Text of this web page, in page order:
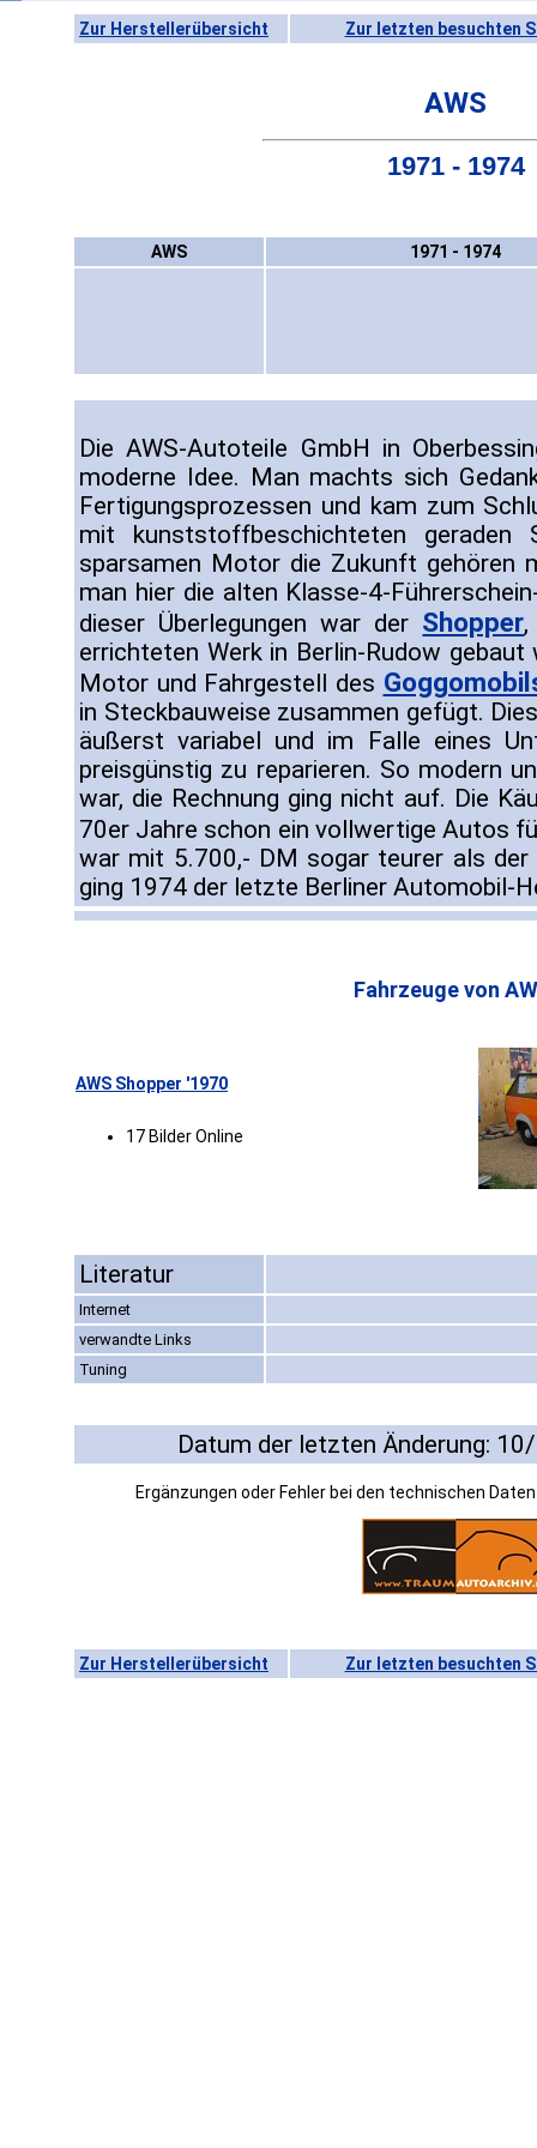
Zur Herstellerübersicht Zur letzten besuchten
AWS
1971 - 1974
AWS 1971 - 1974
Die AWS-Autoteile GmbH in
moderne Idee. Man machts sich
Fertigungsprozessen und kam zum
mit kunststoffbeschichteten geraden
sparsamen Motor die Zukunft gehören
man hier die alten Klasse-4-
dieser Überlegungen war der Shopper
errichteten Werk in Berlin-Rudow gebaut
Motor und Fahrgestell des
in Steckbauweise zusammen gefügt.
äußerst variabel und im Falle eines
preisgünstig zu reparieren. So modern
war, die Rechnung ging nicht auf. Die
70er Jahre schon ein vollwertige Autos
war mit 5.700,- DM sogar teurer als
ging 1974 der letzte Berliner Automobil-
Fahrzeuge von
AWS Shopper '1970
17 Bilder Online
Literatur
Internet
verwandte Links
Tuning
Datum der letzten Änderung:
Ergänzungen oder Fehler bei den technischen
Zur Herstellerübersicht Zur letzten besuchten